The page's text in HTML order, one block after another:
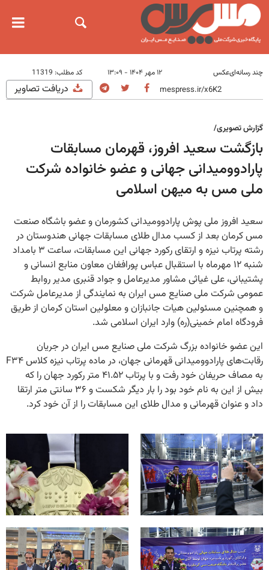
چند رسانه‌ایعکس ۱۲ مهر ۱۴۰۴ - ۱۳:۰۹ کد مطلب: 11319
دریافت تصاویر
گزارش تصویری/
بازگشت سعید افروز، قهرمان مسابقات
پارادوومیدانی جهانی و عضو خانواده شرکت
ملی مس به میهن اسلامی
سعید افروز ملی پوش پارادوومیدانی کشورمان و عضو باشگاه صنعت
مس کرمان بعد از کسب مدال طلای مسابقات جهانی هندوستان در
رشته پرتاب نیزه و ارتقای رکورد جهانی این مسابقات، ساعت ۳ بامداد
شنبه ۱۲ مهرماه با استقبال عباس پورافغان معاون منابع انسانی و
پشتیبانی، علی غیاثی مشاور مدیرعامل و جواد قنبری مدیر روابط
عمومی شرکت ملی صنایع مس ایران به نمایندگی از مدیرعامل شرکت
و همچنین مسئولین هیات جانبازان و معلولین استان کرمان از طریق
فرودگاه امام خمینی(ره) وارد ایران اسلامی شد.
این عضو خانواده بزرگ شرکت ملی صنایع مس ایران در جریان
رقابت‌های پارادوومیدانی قهرمانی جهان، در ماده پرتاب نیزه کلاس F۳۴
به مصاف حریفان خود رفت و با پرتاب ۴۱.۵۲ متر رکورد جهان را که
بیش از این به نام خود بود را بار دیگر شکست و ۳۶ سانتی متر ارتقا
داد و عنوان قهرمانی و مدال طلای این مسابقات را از آن خود کرد.